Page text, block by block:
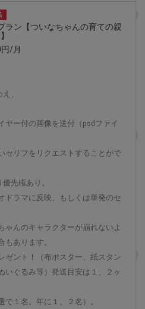
ラン【ついなちゃんの育ての親
/月
、
ヤー付の画像を送付（psdファイ
セリフをリクエストすることがで
先権あり。
ラマに反映、もしくは単発のセ
んのキャラクターが崩れないよ
もあります。
ゼント！（布ポスター、紙スタン
いぐるみ等）発送目安は１、２ヶ
で１名。年に１、２名）。